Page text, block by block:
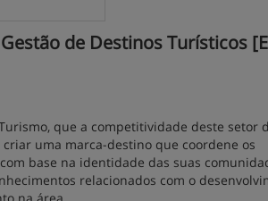
de Destinos Turísticos
que a competitividade deste setor
uma marca-destino que coordene os
base na identidade das suas
relacionados com o
na área.